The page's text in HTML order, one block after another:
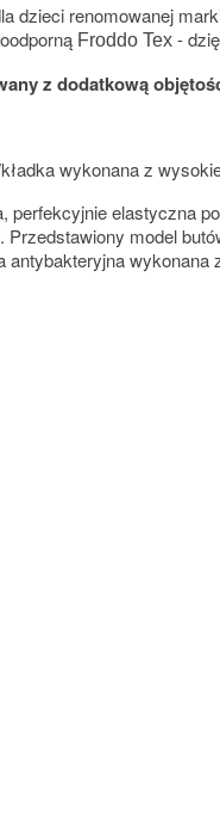
dzieci renomowanej
Froddo Tex -
z dodatkową
wykonana z
perfekcyjnie elastyczna
model
wykonana